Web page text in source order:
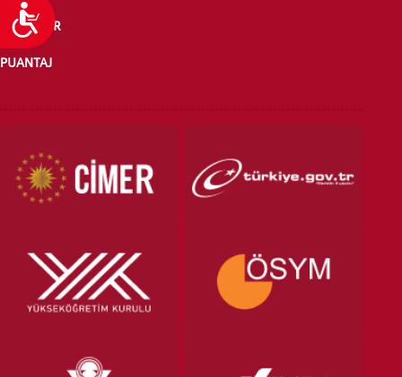
Ulaşılabilirlik
HABERLER
PUANTAJ